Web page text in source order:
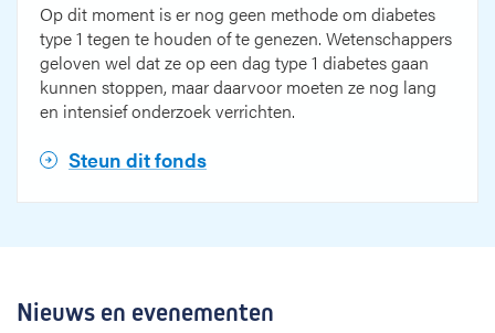
Op dit moment is er nog geen methode om diabetes
type 1 tegen te houden of te genezen. Wetenschappers
geloven wel dat ze op een dag type 1 diabetes gaan
kunnen stoppen, maar daarvoor moeten ze nog lang
en intensief onderzoek verrichten.
Steun dit fonds
Nieuws en evenementen